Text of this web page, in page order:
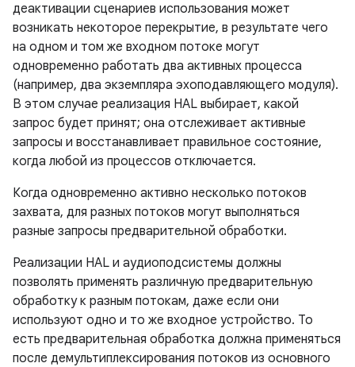
деактивации сценариев использования может
возникать некоторое перекрытие, в результате чего
на одном и том же входном потоке могут
одновременно работать два активных процесса
(например, два экземпляра эхоподавляющего модуля).
В этом случае реализация HAL выбирает, какой
запрос будет принят; она отслеживает активные
запросы и восстанавливает правильное состояние,
когда любой из процессов отключается.
Когда одновременно активно несколько потоков
захвата, для разных потоков могут выполняться
разные запросы предварительной обработки.
Реализации HAL и аудиоподсистемы должны
позволять применять различную предварительную
обработку к разным потокам, даже если они
используют одно и то же входное устройство. То
есть предварительная обработка должна применяться
после демультиплексирования потоков из основного